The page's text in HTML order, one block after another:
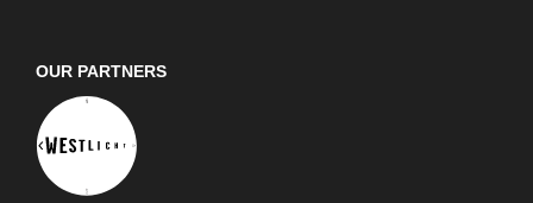
OUR PARTNERS